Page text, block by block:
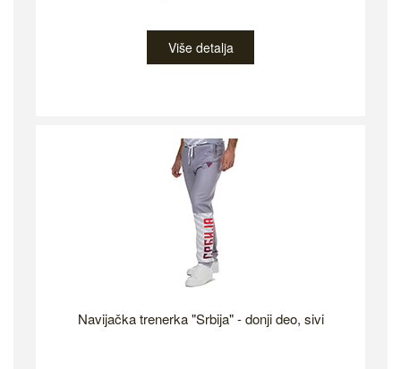
Više detalja
Navijačka trenerka "Srbija" - donji deo, sivi